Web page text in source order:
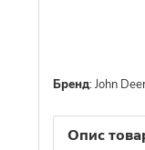
Бренд:John
Опис